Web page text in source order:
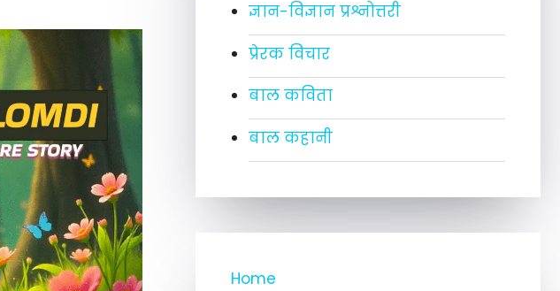
ज्ञान-विज्ञान प्रश्नोत्तरी
प्रेरक विचार
बाल कविता
बाल कहानी
Home